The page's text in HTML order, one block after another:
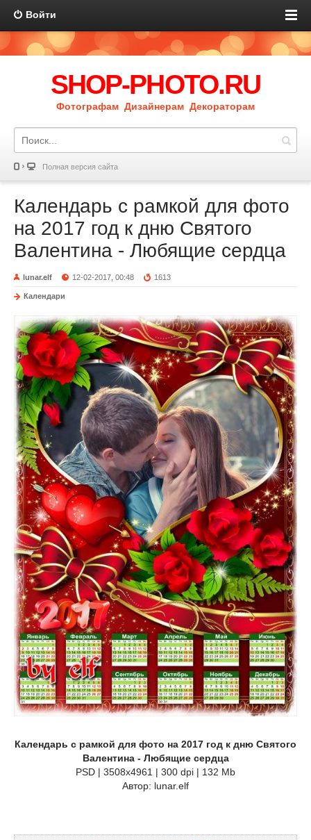
Войти
SHOP-PHOTO.RU
Фотографам Дизайнерам Декораторам
Полная версия сайта
Календарь с рамкой для фото
на 2017 год к дню Святого
Валентина - Любящие сердца
lunar.elf 12-02-2017, 00:48 1613
Календари
Календарь с рамкой для фото на 2017 год к дню Святого
Валентина - Любящие сердца
PSD | 3508х4961 | 300 dpi | 132 Mb
Автор: lunar.elf